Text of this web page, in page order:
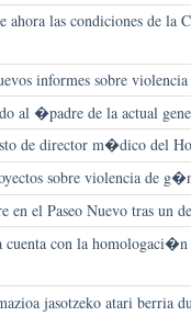
las condiciones de la
informes sobre violencia
al �padre de la actual
de director m�dico del
sobre violencia de
en el Paseo Nuevo tras un
cuenta con la
jasotzeko atari berria